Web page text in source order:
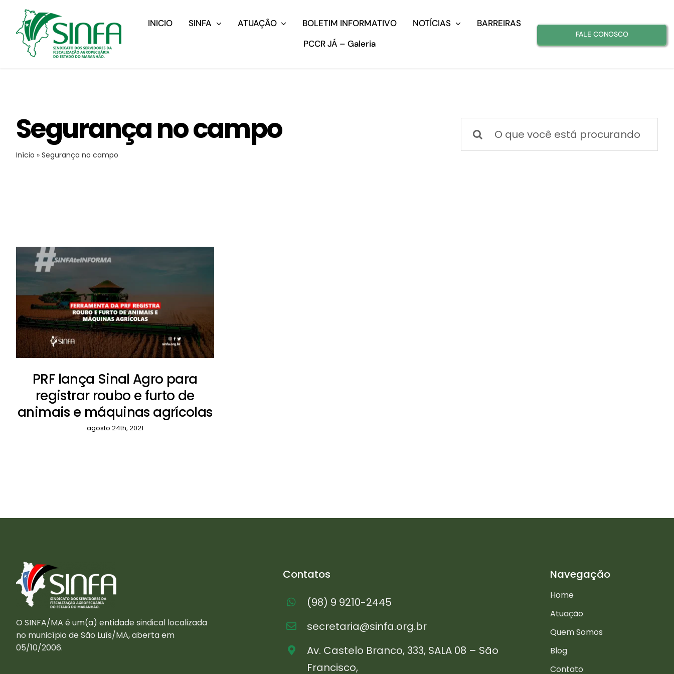
conteúdo
INICIO SINFA ATUAÇÃO BOLETIM INFORMATIVO NOTÍCIAS
BARREIRAS
PCCR JÁ – Galeria
FALE CONOSCO
Segurança no campo
Início » Segurança no campo
resultados
para:
PRF lança Sinal Agro para
registrar roubo e furto de
animais e máquinas agrícolas
agosto 24th, 2021
O SINFA/MA é um(a) entidade sindical localizada
no município de São Luís/MA, aberta em
05/10/2006.
Contatos
(98) 9 9210-2445
secretaria@sinfa.org.br
Av. Castelo Branco, 333, SALA 08 – São
Francisco,
Navegação
Home
Atuação
Quem Somos
Blog
Contato